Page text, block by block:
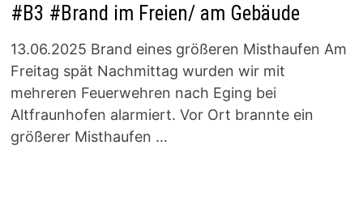
#B3 #Brand im Freien/ am Gebäude
13.06.2025 Brand eines größeren Misthaufen Am
Freitag spät Nachmittag wurden wir mit
mehreren Feuerwehren nach Eging bei
Altfraunhofen alarmiert. Vor Ort brannte ein
größerer Misthaufen …